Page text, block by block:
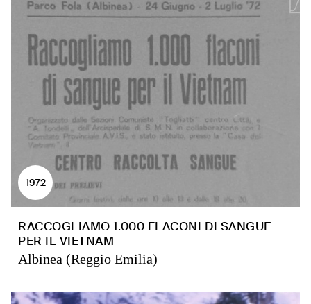
1972
RACCOGLIAMO 1.000 FLACONI DI SANGUE
PER IL VIETNAM
Albinea (Reggio Emilia)